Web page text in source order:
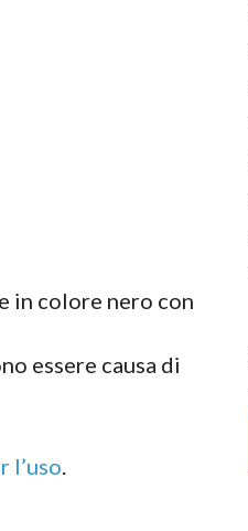
in colore nero con
essere causa di
l’uso.